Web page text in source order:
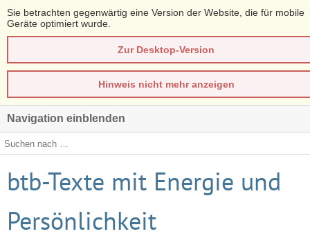
Sie betrachten gegenwärtig eine Version der Website, die für mobile
Geräte optimiert wurde.
Zur Desktop-Version
Hinweis nicht mehr anzeigen
Navigation einblenden
btb-Texte mit Energie und
Persönlichkeit